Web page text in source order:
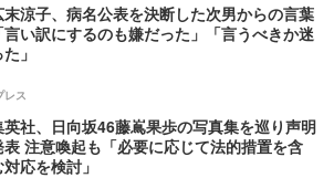
末涼子、病名公表を決断した次男からの言葉
言い訳にするのも嫌だった」「言うべきか迷
」
レス
英社、日向坂46藤嶌果歩の写真集を巡り声明
表 注意喚起も「必要に応じて法的措置を含
応を検討」